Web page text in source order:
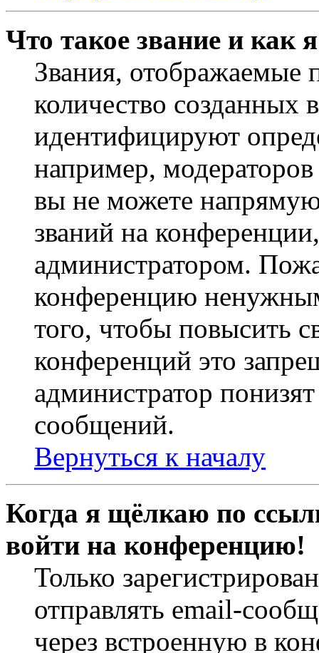
Что такое звание и как
Звания,
количество
идентифицируют
например,
вы не можете
званий на
администратором.
конференцию
того, чтобы повысить
конференций это
администратор
сообщений.
Вернуться к началу
Когда я щёлкаю по
войти на конференцию!
Только
отправлять email-
через встроенную в